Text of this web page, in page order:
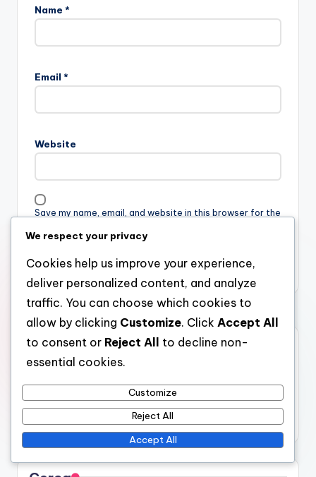
Name *
Email *
Website
Save my name, email, and website in this browser for the
Link
We respect your privacy
Cookies help us improve your experience,
deliver personalized content, and analyze
traffic. You can choose which cookies to
allow by clicking Customize. Click Accept All
to consent or Reject All
to decline non-
essential cookies.
Customize
Reject All
Accept All